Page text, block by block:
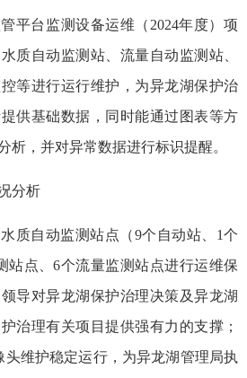
平台监测设备运维（2024年度）项
质自动监测站、流量自动监测站、
等进行运行维护，为异龙湖保护治
供基础数据，同时能通过图表等方
析，并对异常数据进行标识提醒。
分析
质自动监测站点（9个自动站、1个
站点、6个流量监测站点进行运维保
导对异龙湖保护治理决策及异龙湖
治理有关项目提供强有力的支撑；
头维护稳定运行，为异龙湖管理局执